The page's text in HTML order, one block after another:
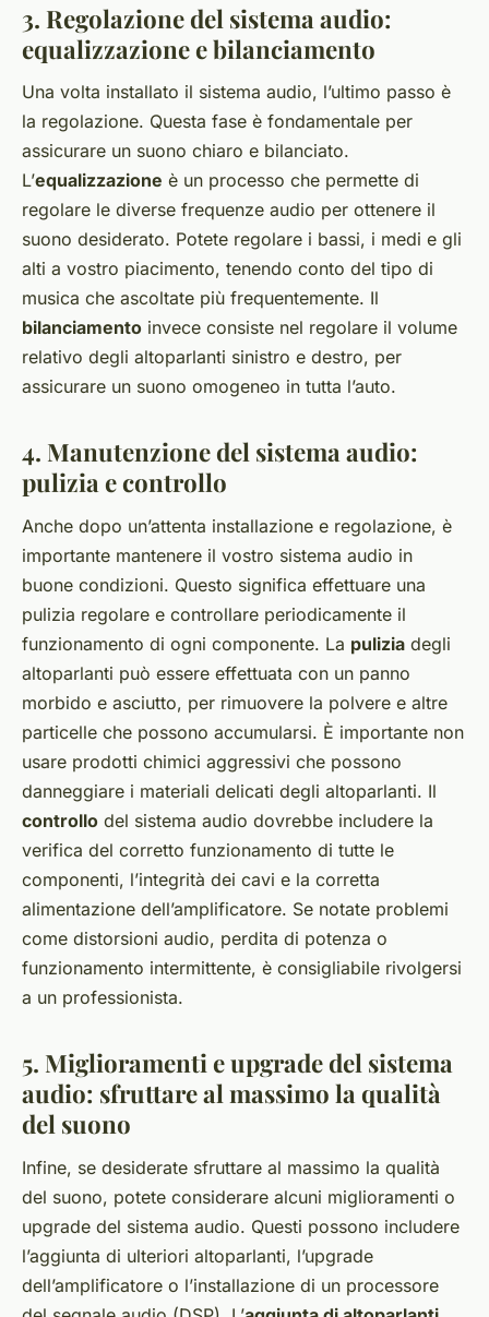
3. Regolazione del sistema audio:
equalizzazione e bilanciamento
Una volta installato il sistema audio, l’ultimo passo è
la regolazione. Questa fase è fondamentale per
assicurare un suono chiaro e bilanciato.
L’equalizzazione è un processo che permette di
regolare le diverse frequenze audio per ottenere il
suono desiderato. Potete regolare i bassi, i medi e gli
alti a vostro piacimento, tenendo conto del tipo di
musica che ascoltate più frequentemente. Il
bilanciamento invece consiste nel regolare il volume
relativo degli altoparlanti sinistro e destro, per
assicurare un suono omogeneo in tutta l’auto.
4. Manutenzione del sistema audio:
pulizia e controllo
Anche dopo un’attenta installazione e regolazione, è
importante mantenere il vostro sistema audio in
buone condizioni. Questo significa effettuare una
pulizia regolare e controllare periodicamente il
funzionamento di ogni componente. La pulizia degli
altoparlanti può essere effettuata con un panno
morbido e asciutto, per rimuovere la polvere e altre
particelle che possono accumularsi. È importante non
usare prodotti chimici aggressivi che possono
danneggiare i materiali delicati degli altoparlanti. Il
controllo del sistema audio dovrebbe includere la
verifica del corretto funzionamento di tutte le
componenti, l’integrità dei cavi e la corretta
alimentazione dell’amplificatore. Se notate problemi
come distorsioni audio, perdita di potenza o
funzionamento intermittente, è consigliabile rivolgersi
a un professionista.
5. Miglioramenti e upgrade del sistema
audio: sfruttare al massimo la qualità
del suono
Infine, se desiderate sfruttare al massimo la qualità
del suono, potete considerare alcuni miglioramenti o
upgrade del sistema audio. Questi possono includere
l’aggiunta di ulteriori altoparlanti, l’upgrade
dell’amplificatore o l’installazione di un processore